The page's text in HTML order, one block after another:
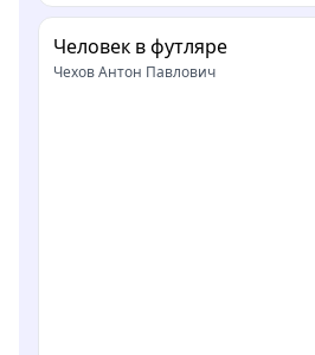
Человек в футляре
Чехов Антон Павлович